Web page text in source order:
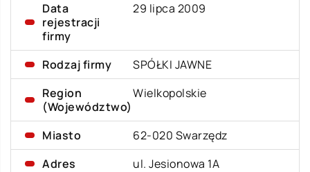
Data
rejestracji
firmy
29 lipca 2009
Rodzaj firmy
SPÓŁKI JAWNE
Region
(Województwo)
Wielkopolskie
Miasto
62-020 Swarzędz
Adres
ul. Jesionowa 1A